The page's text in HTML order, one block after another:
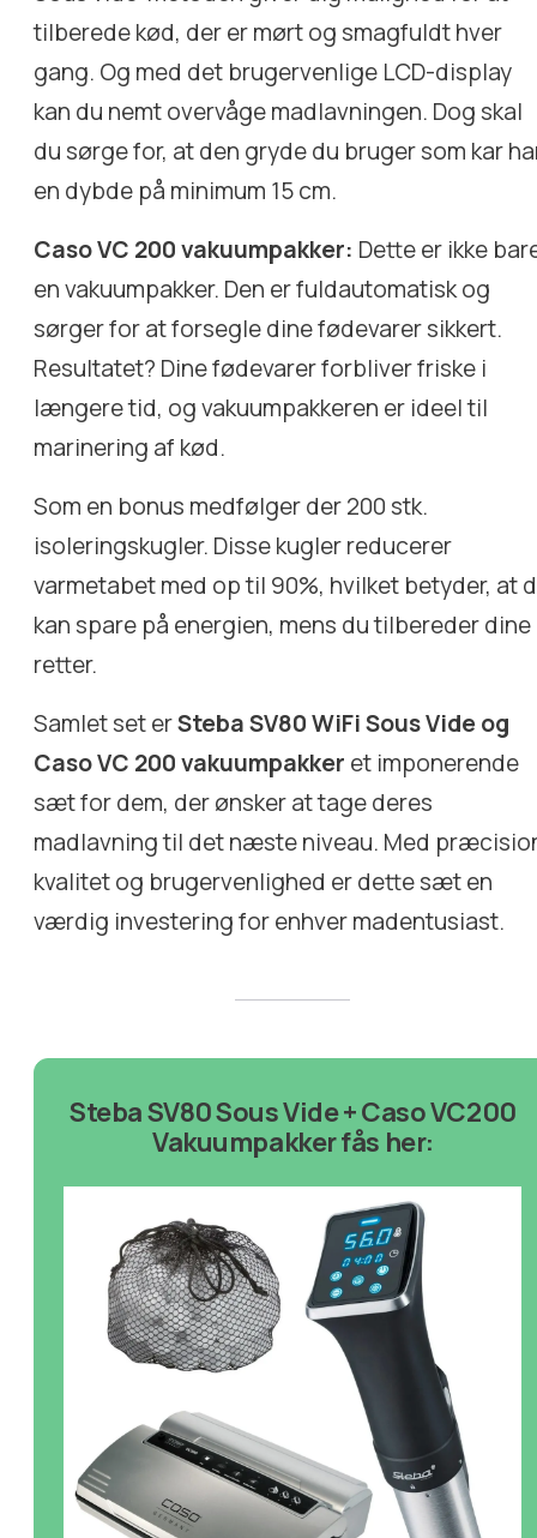
tilberede kød, der er mørt og smagfuldt hver
gang. Og med det brugervenlige LCD-display
kan du nemt overvåge madlavningen. Dog skal
du sørge for, at den gryde du bruger som kar
en dybde på minimum 15 cm.
Caso VC 200 vakuumpakker: Dette er ikke
en vakuumpakker. Den er fuldautomatisk og
sørger for at forsegle dine fødevarer sikkert.
Resultatet? Dine fødevarer forbliver friske i
længere tid, og vakuumpakkeren er ideel til
marinering af kød.
Som en bonus medfølger der 200 stk.
isoleringskugler. Disse kugler reducerer
varmetabet med op til 90%, hvilket betyder, at
kan spare på energien, mens du tilbereder dine
retter.
Samlet set erSteba SV80 WiFi Sous Vide og
Caso VC 200 vakuumpakker et imponerende
sæt for dem, der ønsker at tage deres
madlavning til det næste niveau. Med
kvalitet og brugervenlighed er dette sæt en
værdig investering for enhver madentusiast.
Steba SV80 Sous Vide + Caso VC200
Vakuumpakker fås her: